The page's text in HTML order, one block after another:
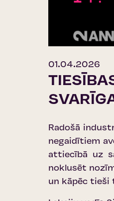
01.04.2026
Radošā
negaidītiem
attiecībā uz
noklusēt
un kāpēc tieši